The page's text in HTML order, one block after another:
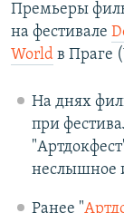
Премьеры
на фестивале
World в Праге
На днях
при
неслышное
Ранее "